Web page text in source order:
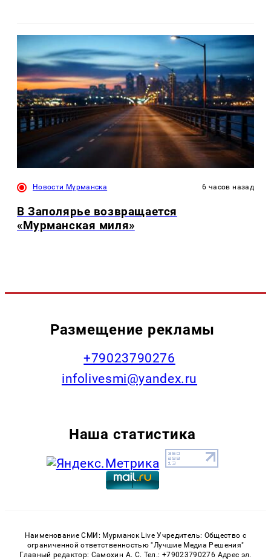
Новости Мурманска 6 часов назад
В Заполярье возвращается
«Мурманская миля»
Размещение рекламы
+79023790276
infolivesmi@yandex.ru
Наша статистика
Наименование СМИ: Мурманск Live Учредитель: Общество с
ограниченной ответственностью "Лучшие Медиа Решения"
Главный редактор: Самохин А. С. Тел.: +79023790276 Адрес эл.